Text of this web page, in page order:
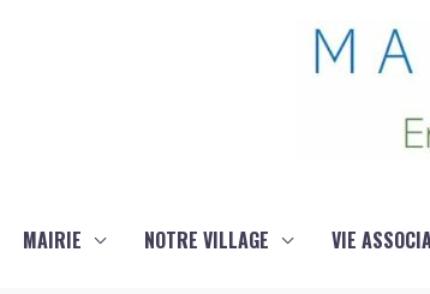
MAIRIE NOTRE VILLAGE VIE